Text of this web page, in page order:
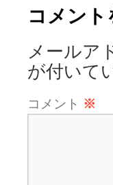
コメン
メールア
が付いて
コメント ※